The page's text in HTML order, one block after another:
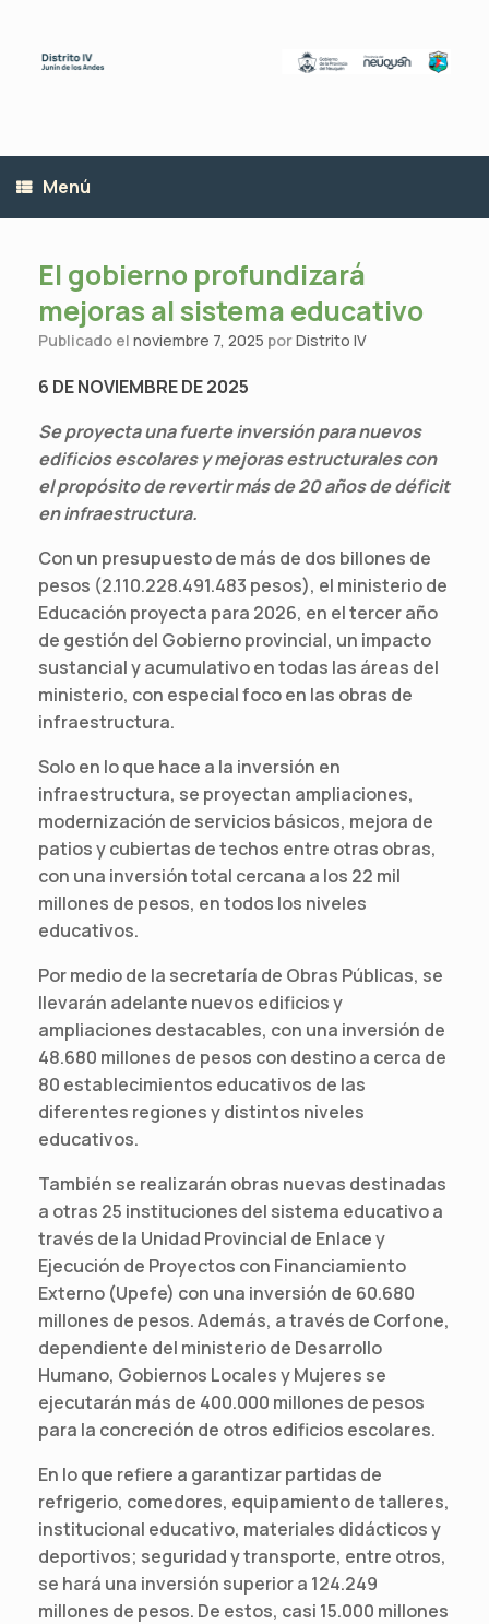
contenido
Menú
El gobierno profundizará
mejoras al sistema educativo
Publicado el noviembre 7, 2025 porDistrito IV
6 DE NOVIEMBRE DE 2025
Se proyecta una fuerte inversión para nuevos
edificios escolares y mejoras estructurales con
el propósito de revertir más de 20 años de déficit
en infraestructura.
Con un presupuesto de más de dos billones de
pesos (2.110.228.491.483 pesos), el ministerio de
Educación proyecta para 2026, en el tercer año
de gestión del Gobierno provincial, un impacto
sustancial y acumulativo en todas las áreas del
ministerio, con especial foco en las obras de
infraestructura.
Solo en lo que hace a la inversión en
infraestructura, se proyectan ampliaciones,
modernización de servicios básicos, mejora de
patios y cubiertas de techos entre otras obras,
con una inversión total cercana a los 22 mil
millones de pesos, en todos los niveles
educativos.
Por medio de la secretaría de Obras Públicas, se
llevarán adelante nuevos edificios y
ampliaciones destacables, con una inversión de
48.680 millones de pesos con destino a cerca de
80 establecimientos educativos de las
diferentes regiones y distintos niveles
educativos.
También se realizarán obras nuevas destinadas
a otras 25 instituciones del sistema educativo a
través de la Unidad Provincial de Enlace y
Ejecución de Proyectos con Financiamiento
Externo (Upefe) con una inversión de 60.680
millones de pesos. Además, a través de Corfone,
dependiente del ministerio de Desarrollo
Humano, Gobiernos Locales y Mujeres se
ejecutarán más de 400.000 millones de pesos
para la concreción de otros edificios escolares.
En lo que refiere a garantizar partidas de
refrigerio, comedores, equipamiento de talleres,
institucional educativo, materiales didácticos y
deportivos; seguridad y transporte, entre otros,
se hará una inversión superior a 124.249
millones de pesos. De estos, casi 15.000 millones